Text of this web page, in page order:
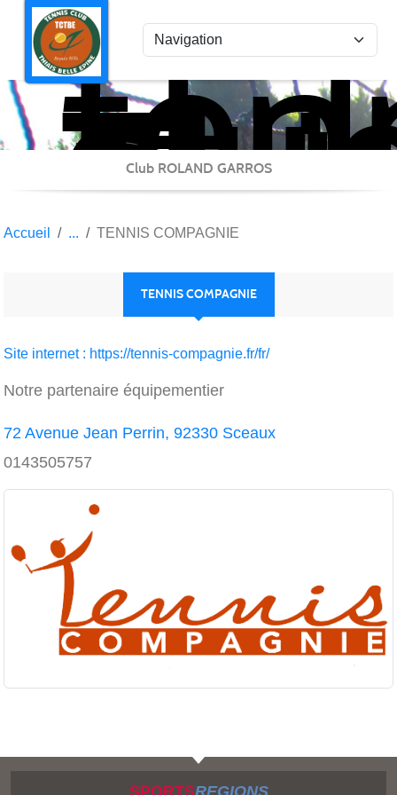
Club ROLAND GARROS
Accueil TENNIS COMPAGNIE
TENNIS COMPAGNIE
Site internet : https://tennis-compagnie.fr/fr/
Notre partenaire équipementier
72 Avenue Jean Perrin, 92330 Sceaux
0143505757
SPORTSREGIONS
Panneau de gestion des cookies